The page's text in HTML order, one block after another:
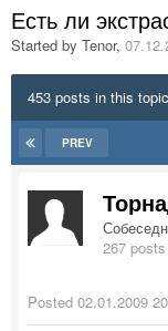
Есть ли
Started by Tenor,
453 posts in this topic
PREV
267 posts
Posted 02.01.2009